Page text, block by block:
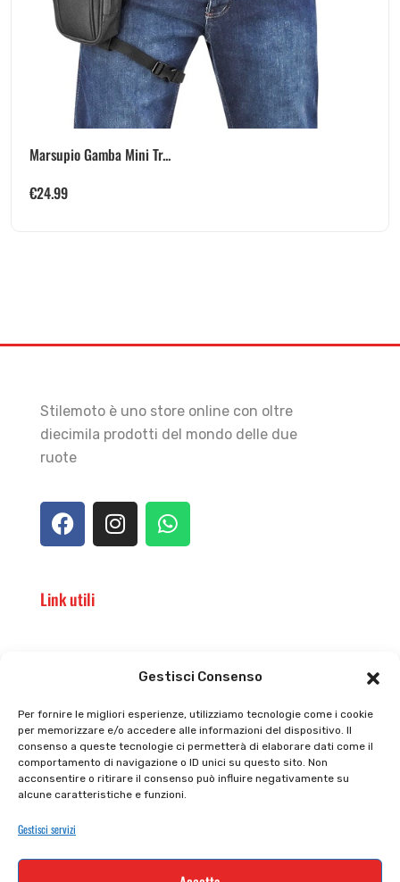
Gestisci Consenso
Per fornire le migliori esperienze, utilizziamo tecnologie come i cookie
per memorizzare e/o accedere alle informazioni del dispositivo. Il
consenso a queste tecnologie ci permetterà di elaborare dati come il
comportamento di navigazione o ID unici su questo sito. Non
acconsentire o ritirare il consenso può influire negativamente su
alcune caratteristiche e funzioni.
Gestisci servizi
Marsupio Gamba Mini Tr...
€24.99
Stilemoto è uno store online con oltre
diecimila prodotti del mondo delle due
ruote
Link utili
Privacy policy
Cookie policy
Tutti prodotti
Termini e condizioni